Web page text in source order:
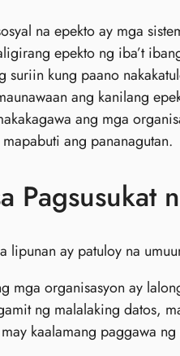
na epekto ay mga
epekto ng iba’t
suriin kung paano
ang kanilang
ang mga
ang pananagutan.
Pagsusukat
lipunan ay patuloy na
mga organisasyon ay
ng malalaking datos,
kaalamang paggawa